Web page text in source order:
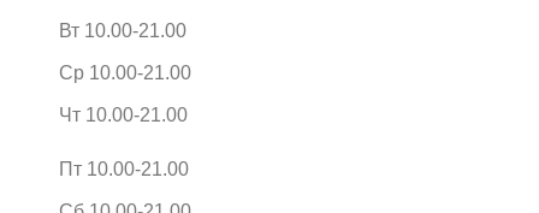
Вт 10.00-21.00
Ср 10.00-21.00
Чт 10.00-21.00
Пт 10.00-21.00